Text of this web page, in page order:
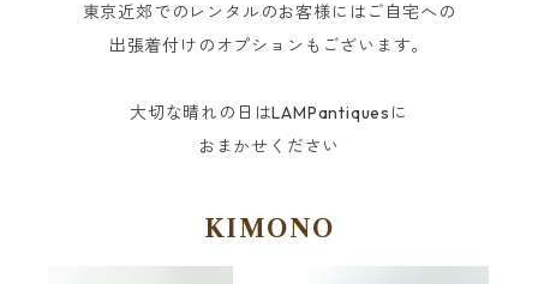
東京近郊でのレンタルのお客様にはご自宅への
出張着付けのオプションもございます。
大切な晴れの日はLAMPantiquesに
おまかせください
KIMONO